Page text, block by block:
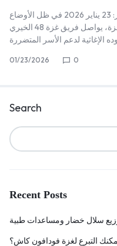
غزة – فريق غزة 48 الخيريتاريخ النشر: 23 يناير 2026 في ظل الأوضاع
الإنسانية الصعبة التي يمر بها قطاع غزة، يواصل فريق غزة 48 الخيري
01/23/2026 0
Search
Recent Posts
سلال خضار ومساعدات طبية
التبرع لغزة فودافون كاش؟